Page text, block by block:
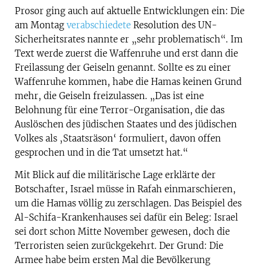
Prosor ging auch auf aktuelle Entwicklungen ein: Die
am Montag verabschiedete Resolution des UN-
Sicherheitsrates nannte er „sehr problematisch“. Im
Text werde zuerst die Waffenruhe und erst dann die
Freilassung der Geiseln genannt. Sollte es zu einer
Waffenruhe kommen, habe die Hamas keinen Grund
mehr, die Geiseln freizulassen. „Das ist eine
Belohnung für eine Terror-Organisation, die das
Auslöschen des jüdischen Staates und des jüdischen
Volkes als ‚Staatsräson‘ formuliert, davon offen
gesprochen und in die Tat umsetzt hat.“
Mit Blick auf die militärische Lage erklärte der
Botschafter, Israel müsse in Rafah einmarschieren,
um die Hamas völlig zu zerschlagen. Das Beispiel des
Al-Schifa-Krankenhauses sei dafür ein Beleg: Israel
sei dort schon Mitte November gewesen, doch die
Terroristen seien zurückgekehrt. Der Grund: Die
Armee habe beim ersten Mal die Bevölkerung